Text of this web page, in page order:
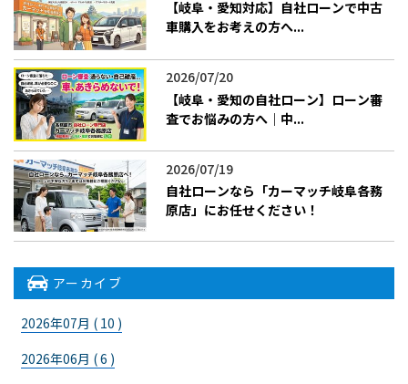
【岐阜・愛知対応】自社ローンで中古
車購入をお考えの方へ...
2026/07/20
【岐阜・愛知の自社ローン】ローン審
査でお悩みの方へ｜中...
2026/07/19
​自社ローンなら「カーマッチ岐阜各務
原店」にお任せください！
アーカイブ
2026年07月 ( 10 )
2026年06月 ( 6 )